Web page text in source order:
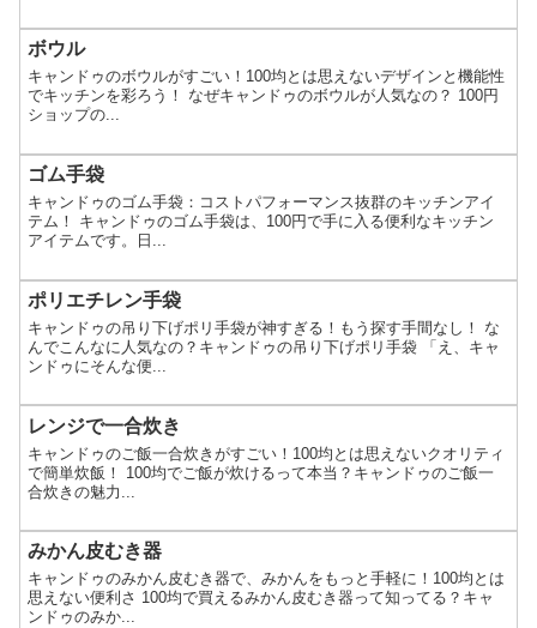
ボウル
キャンドゥのボウルがすごい！100均とは思えないデザインと機能性
でキッチンを彩ろう！ なぜキャンドゥのボウルが人気なの？ 100円
ショップの...
ゴム手袋
キャンドゥのゴム手袋：コストパフォーマンス抜群のキッチンアイ
テム！ キャンドゥのゴム手袋は、100円で手に入る便利なキッチン
アイテムです。日...
ポリエチレン手袋
キャンドゥの吊り下げポリ手袋が神すぎる！もう探す手間なし！ な
んでこんなに人気なの？キャンドゥの吊り下げポリ手袋 「え、キャ
ンドゥにそんな便...
レンジで一合炊き
キャンドゥのご飯一合炊きがすごい！100均とは思えないクオリティ
で簡単炊飯！ 100均でご飯が炊けるって本当？キャンドゥのご飯一
合炊きの魅力...
みかん皮むき器
キャンドゥのみかん皮むき器で、みかんをもっと手軽に！100均とは
思えない便利さ 100均で買えるみかん皮むき器って知ってる？キャ
ンドゥのみか...